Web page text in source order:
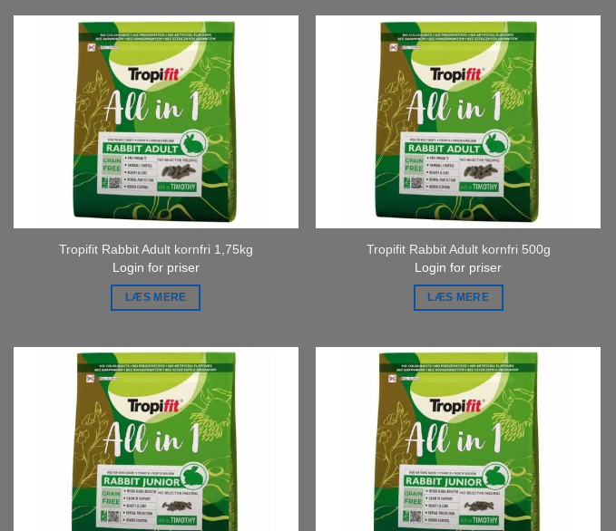
Tropifit Rabbit Adult kornfri 1,75kg
Login for priser
LÆS MERE
Tropifit Rabbit Adult kornfri 500g
Login for priser
LÆS MERE